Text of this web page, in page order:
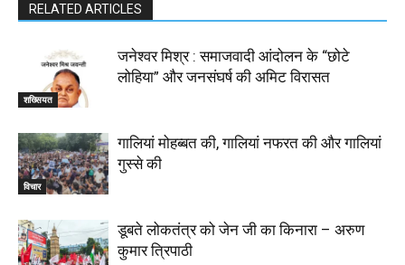
RELATED ARTICLES
शख्सियत
जनेश्वर मिश्र : समाजवादी आंदोलन के “छोटे
लोहिया” और जनसंघर्ष की अमिट विरासत
विचार
गालियां मोहब्बत की, गालियां नफरत की और गालियां
गुस्से की
डूबते लोकतंत्र को जेन जी का किनारा – अरुण
कुमार त्रिपाठी